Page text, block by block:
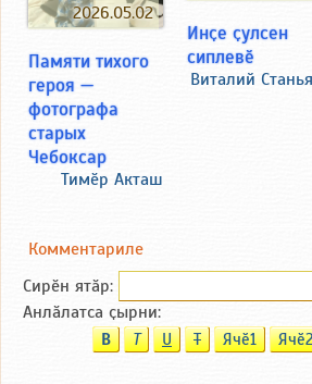
2026.05.02
Памяти тихого
героя —
фотографа
старых
Чебоксар
Тимӗр Акташ
Инҫе ҫулсен
сиплевӗ
Виталий
Комментариле
Сирӗн ятӑp:
Анлӑлатса ҫырни:
B T U T Ячӗ1